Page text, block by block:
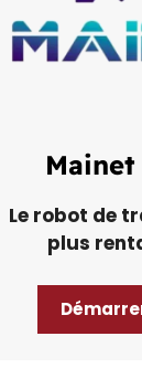
Mainet
Le robot de
plus